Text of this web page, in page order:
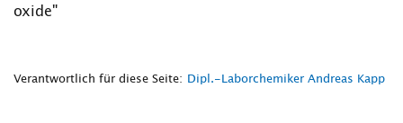
oxide"
Verantwortlich für diese Seite: Dipl.-Laborchemiker Andreas Kapp